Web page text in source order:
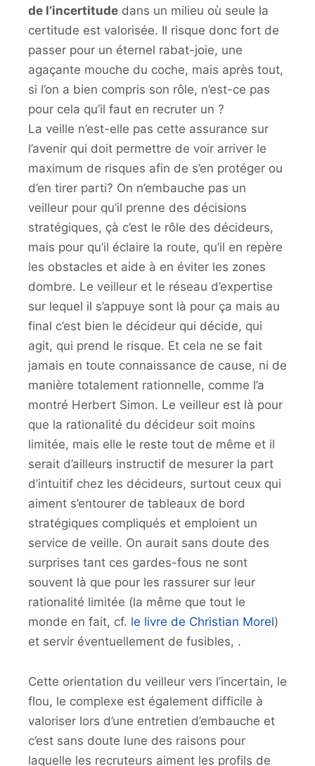
de l’incertitude dans un milieu où seule la
certitude est valorisée. Il risque donc fort de
passer pour un éternel rabat-joie, une
agaçante mouche du coche, mais après tout,
si l’on a bien compris son rôle, n’est-ce pas
pour cela qu’il faut en recruter un ?
La veille n’est-elle pas cette assurance sur
l’avenir qui doit permettre de voir arriver le
maximum de risques afin de s’en protéger ou
d’en tirer parti? On n’embauche pas un
veilleur pour qu’il prenne des décisions
stratégiques, çà c’est le rôle des décideurs,
mais pour qu’il éclaire la route, qu’il en repère
les obstacles et aide à en éviter les zones
dombre. Le veilleur et le réseau d’expertise
sur lequel il s’appuye sont là pour ça mais au
final c’est bien le décideur qui décide, qui
agit, qui prend le risque. Et cela ne se fait
jamais en toute connaissance de cause, ni de
manière totalement rationnelle, comme l’a
montré Herbert Simon. Le veilleur est là pour
que la rationalité du décideur soit moins
limitée, mais elle le reste tout de même et il
serait d’ailleurs instructif de mesurer la part
d’intuitif chez les décideurs, surtout ceux qui
aiment s’entourer de tableaux de bord
stratégiques compliqués et emploient un
service de veille. On aurait sans doute des
surprises tant ces gardes-fous ne sont
souvent là que pour les rassurer sur leur
rationalité limitée (la même que tout le
monde en fait, cf. le livre de Christian Morel)
et servir éventuellement de fusibles, .
Cette orientation du veilleur vers l’incertain, le
flou, le complexe est également difficile à
valoriser lors d’une entretien d’embauche et
c’est sans doute lune des raisons pour
laquelle les recruteurs aiment les profils de